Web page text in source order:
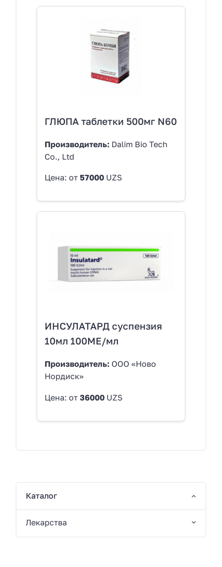
ГЛЮПА таблетки 500мг N60
Производитель: Dalim Bio Tech
Co., Ltd
Цена: от 57000 UZS
ИНСУЛАТАРД суспензия
10мл 100МЕ/мл
Производитель: ООО «Ново
Нордиск»
Цена: от 36000 UZS
Каталог
Лекарства